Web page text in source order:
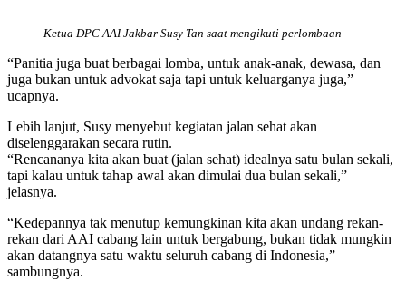
Ketua DPC AAI Jakbar Susy Tan saat mengikuti perlombaan
“Panitia juga buat berbagai lomba, untuk anak-anak, dewasa, dan
juga bukan untuk advokat saja tapi untuk keluarganya juga,”
ucapnya.
Lebih lanjut, Susy menyebut kegiatan jalan sehat akan
diselenggarakan secara rutin.
“Rencananya kita akan buat (jalan sehat) idealnya satu bulan sekali,
tapi kalau untuk tahap awal akan dimulai dua bulan sekali,”
jelasnya.
“Kedepannya tak menutup kemungkinan kita akan undang rekan-
rekan dari AAI cabang lain untuk bergabung, bukan tidak mungkin
akan datangnya satu waktu seluruh cabang di Indonesia,”
sambungnya.